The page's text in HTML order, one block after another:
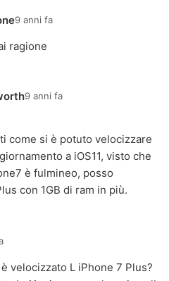
9 anni fa
ragione
9 anni fa
come si è potuto velocizzare
a iOS11, visto che
è fulmineo, posso
con 1GB di ram in più.
velocizzato L iPhone 7 Plus?